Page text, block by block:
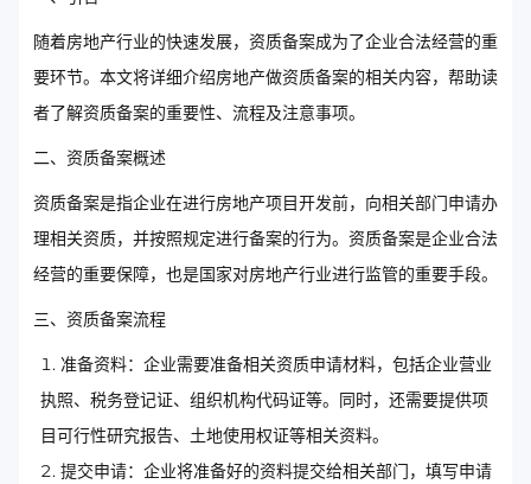
随着房地产行业的快速发展，资质备案成为了企业合法经营的重
要环节。本文将详细介绍房地产做资质备案的相关内容，帮助读
者了解资质备案的重要性、流程及注意事项。
二、资质备案概述
资质备案是指企业在进行房地产项目开发前，向相关部门申请办
理相关资质，并按照规定进行备案的行为。资质备案是企业合法
经营的重要保障，也是国家对房地产行业进行监管的重要手段。
三、资质备案流程
准备资料：企业需要准备相关资质申请材料，包括企业营业
执照、税务登记证、组织机构代码证等。同时，还需要提供项
目可行性研究报告、土地使用权证等相关资料。
提交申请：企业将准备好的资料提交给相关部门，填写申请